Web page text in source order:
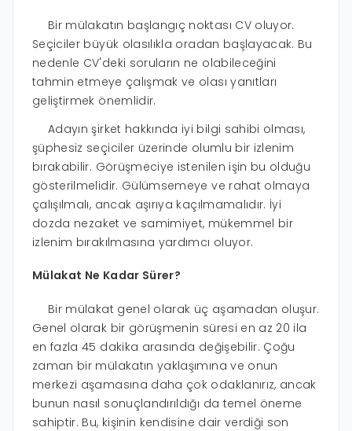
Bir mülakatın başlangıç ​​noktası CV oluyor.
Seçiciler büyük olasılıkla oradan başlayacak. Bu
nedenle CV'deki soruların ne olabileceğini
tahmin etmeye çalışmak ve olası yanıtları
geliştirmek önemlidir.
Adayın şirket hakkında iyi bilgi sahibi olması,
şüphesiz seçiciler üzerinde olumlu bir izlenim
bırakabilir. Görüşmeciye istenilen işin bu olduğu
gösterilmelidir. Gülümsemeye ve rahat olmaya
çalışılmalı, ancak aşırıya kaçılmamalıdır. İyi
dozda nezaket ve samimiyet, mükemmel bir
izlenim bırakılmasına yardımcı oluyor.
Mülakat Ne Kadar Sürer?
Bir mülakat genel olarak üç aşamadan oluşur.
Genel olarak bir görüşmenin süresi en az 20 ila
en fazla 45 dakika arasında değişebilir. Çoğu
zaman bir mülakatın yaklaşımına ve onun
merkezi aşamasına daha çok odaklanırız, ancak
bunun nasıl sonuçlandırıldığı da temel öneme
sahiptir. Bu, kişinin kendisine dair verdiği son